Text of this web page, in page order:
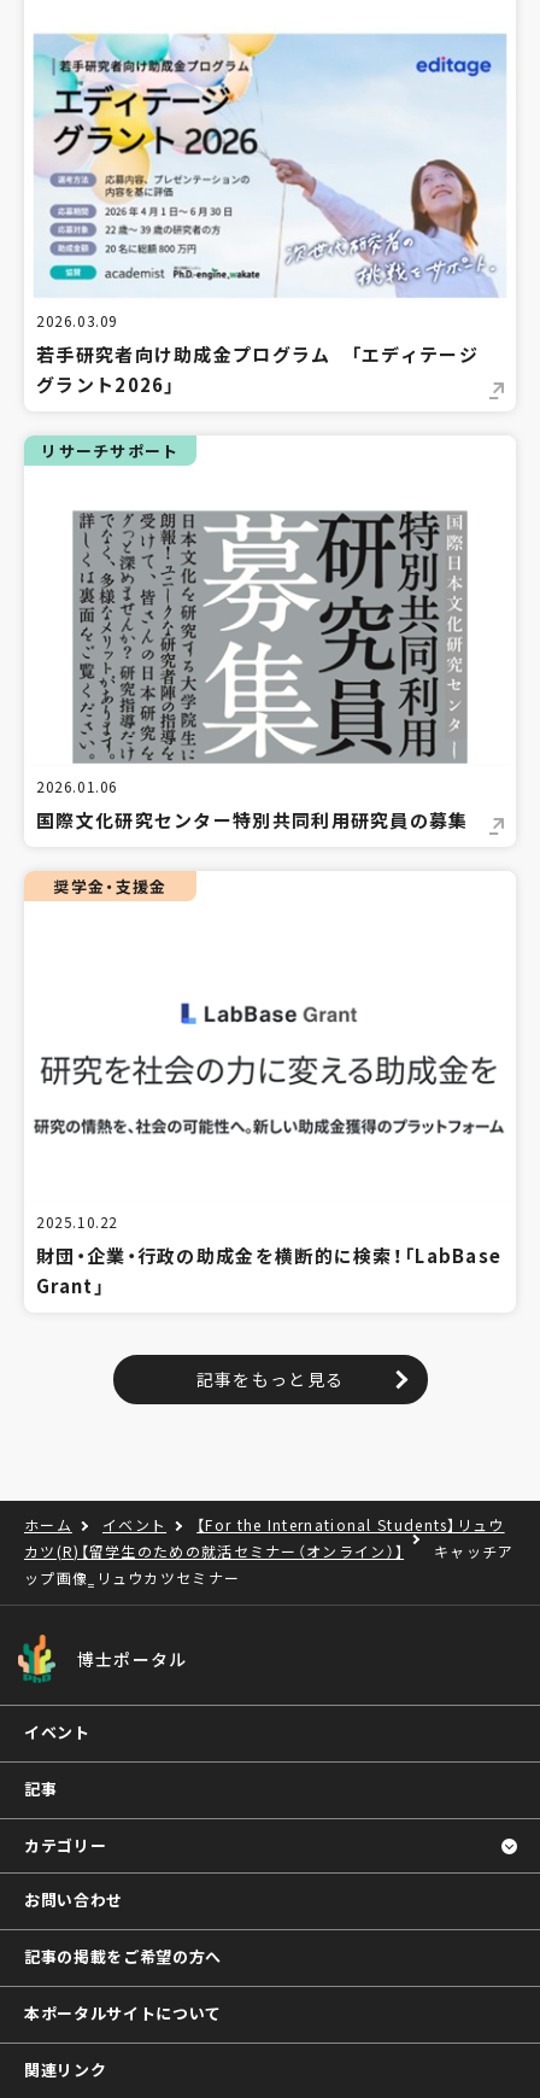
2026.03.09
若手研究者向け助成金プログラム 「エディテージ
グラント2026」
リサーチサポート
2026.01.06
国際文化研究センター特別共同利用研究員の募集
奨学金・支援金
2025.10.22
財団・企業・行政の助成金を横断的に検索！「LabBase
Grant」
記事をもっと見る
ホーム イベント
【For the International Students】リュウ
カツ(R)【留学生のための就活セミナー（オンライン）】
キャッチア
ップ画像‗リュウカツセミナー
博士ポータル
イベント
記事
カテゴリー
お問い合わせ
記事の掲載をご希望の方へ
本ポータルサイトについて
関連リンク